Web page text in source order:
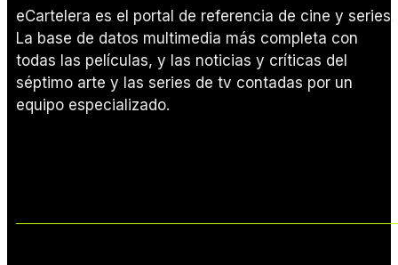
eCartelera es el portal de referencia de cine y series.
La base de datos multimedia más completa con
todas las películas, y las noticias y críticas del
séptimo arte y las series de tv contadas por un
equipo especializado.